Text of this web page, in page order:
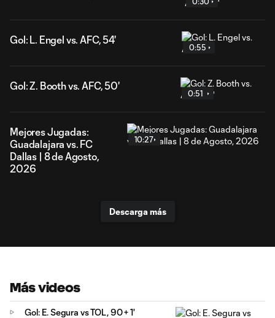
Gol: L. Engel vs. AFC, 54'
0:55
Gol: Z. Booth vs. AFC, 50'
0:51
Mejores Jugadas:
Guadalajara vs. FC
Dallas | 8 de Agosto,
2026
10:27
Descarga más
Más videos
Gol: E. Segura vs TOL, 90 + 1'